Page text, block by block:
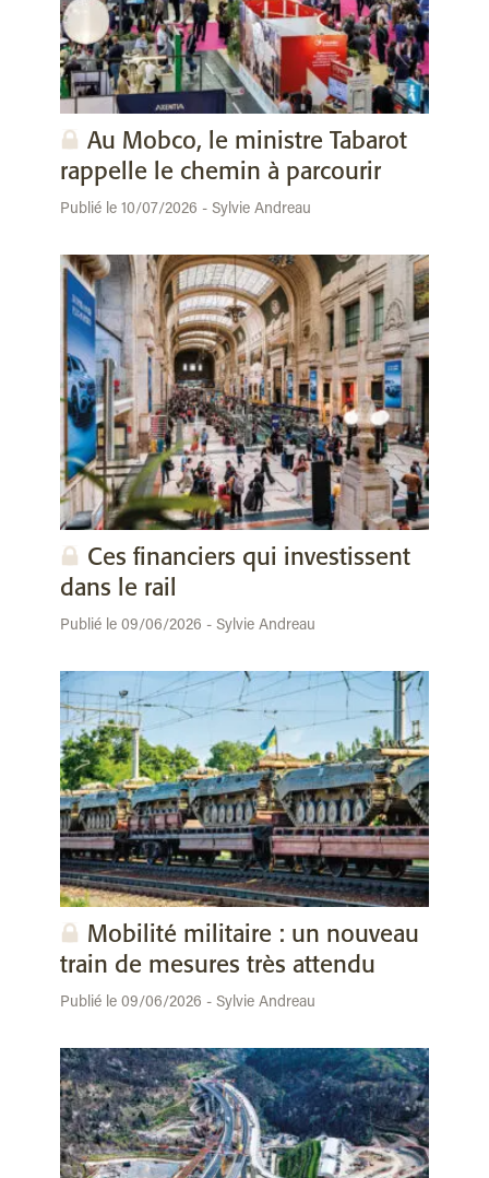
Au Mobco, le ministre Tabarot
rappelle le chemin à parcourir
Publié le 10/07/2026 - Sylvie Andreau
Ces financiers qui investissent
dans le rail
Publié le 09/06/2026 - Sylvie Andreau
Mobilité militaire : un nouveau
train de mesures très attendu
Publié le 09/06/2026 - Sylvie Andreau